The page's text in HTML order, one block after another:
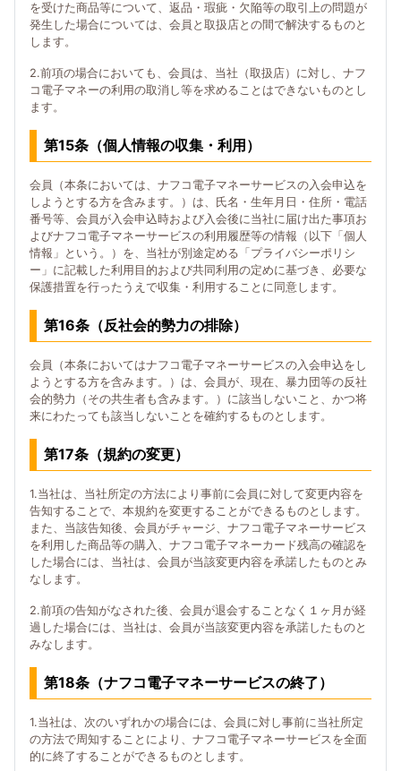
を受けた商品等について、返品・瑕疵・欠陥等の取引上の問題が
発生した場合については、会員と取扱店との間で解決するものと
します。
2.前項の場合においても、会員は、当社（取扱店）に対し、ナフ
コ電子マネーの利用の取消し等を求めることはできないものとし
ます。
第15条（個人情報の収集・利用）
会員（本条においては、ナフコ電子マネーサービスの入会申込を
しようとする方を含みます。）は、氏名・生年月日・住所・電話
番号等、会員が入会申込時および入会後に当社に届け出た事項お
よびナフコ電子マネーサービスの利用履歴等の情報（以下「個人
情報」という。）を、当社が別途定める「プライバシーポリシ
ー」に記載した利用目的および共同利用の定めに基づき、必要な
保護措置を行ったうえで収集・利用することに同意します。
第16条（反社会的勢力の排除）
会員（本条においてはナフコ電子マネーサービスの入会申込をし
ようとする方を含みます。）は、会員が、現在、暴力団等の反社
会的勢力（その共生者も含みます。）に該当しないこと、かつ将
来にわたっても該当しないことを確約するものとします。
第17条（規約の変更）
1.当社は、当社所定の方法により事前に会員に対して変更内容を
告知することで、本規約を変更することができるものとします。
また、当該告知後、会員がチャージ、ナフコ電子マネーサービス
を利用した商品等の購入、ナフコ電子マネーカード残高の確認を
した場合には、当社は、会員が当該変更内容を承諾したものとみ
なします。
2.前項の告知がなされた後、会員が退会することなく１ヶ月が経
過した場合には、当社は、会員が当該変更内容を承諾したものと
みなします。
第18条（ナフコ電子マネーサービスの終了）
1.当社は、次のいずれかの場合には、会員に対し事前に当社所定
の方法で周知することにより、ナフコ電子マネーサービスを全面
的に終了することができるものとします。